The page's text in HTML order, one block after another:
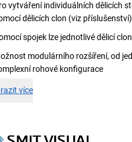
vytváření individuálních dělicích
dělicích clon (viz příslušenství)
spojek lze jednotlivé dělicí
modulárního rozšíření, od
rohové konfigurace
více